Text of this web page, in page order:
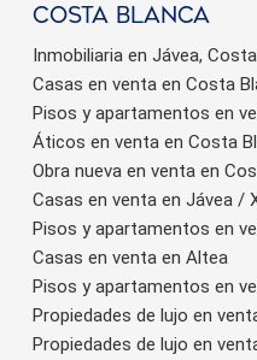
Costa Blanca
Inmobiliaria en Jávea,
Casas en venta en Costa
Pisos y apartamentos en
Áticos en venta en Costa
Obra nueva en venta en
Casas en venta en Jávea /
Pisos y apartamentos en
Casas en venta en Altea
Pisos y apartamentos en
Propiedades de lujo en
Propiedades de lujo en